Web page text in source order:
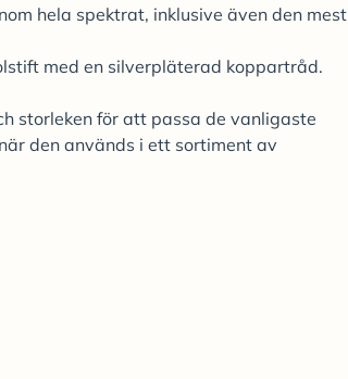
hela spektrat, inklusive även den mest
med en silverpläterad koppartråd.
storleken för att passa de vanligaste
den används i ett sortiment av